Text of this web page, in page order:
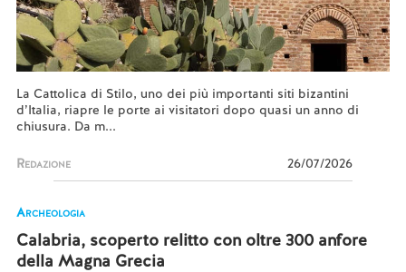
La Cattolica di Stilo, uno dei più importanti siti bizantini
d’Italia, riapre le porte ai visitatori dopo quasi un anno di
chiusura. Da m...
Redazione 26/07/2026
Archeologia
Calabria, scoperto relitto con oltre 300 anfore
della Magna Grecia